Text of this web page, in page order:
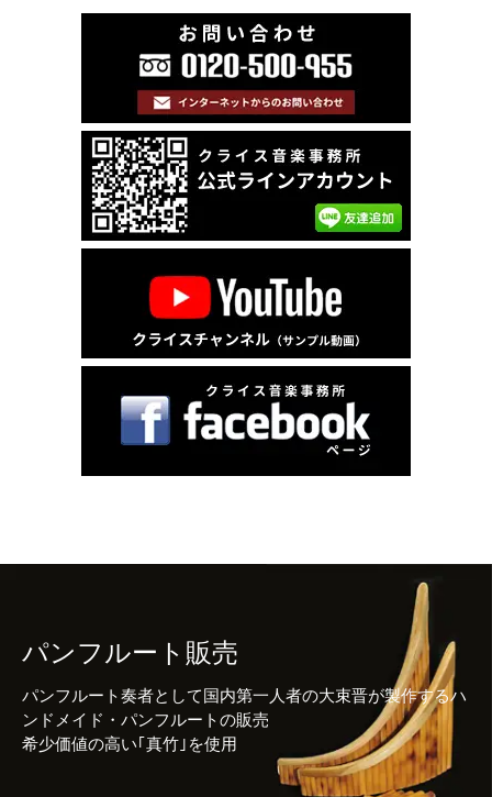
パンフルート販売
パンフルート奏者として国内第一人者の大束晋が製作するハ
ンドメイド・パンフルートの販売
希少価値の高い｢真竹｣を使用